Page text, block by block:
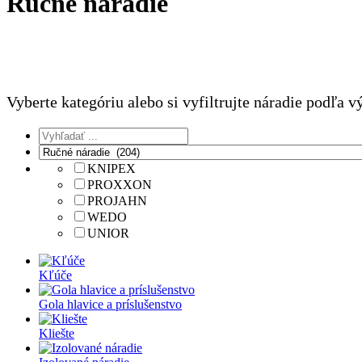
Vyberte kategóriu alebo si vyfiltrujte náradie podľa
KNIPEX
PROXXON
PROJAHN
WEDO
UNIOR
Kľúče
Gola hlavice a príslušenstvo
Kliešte